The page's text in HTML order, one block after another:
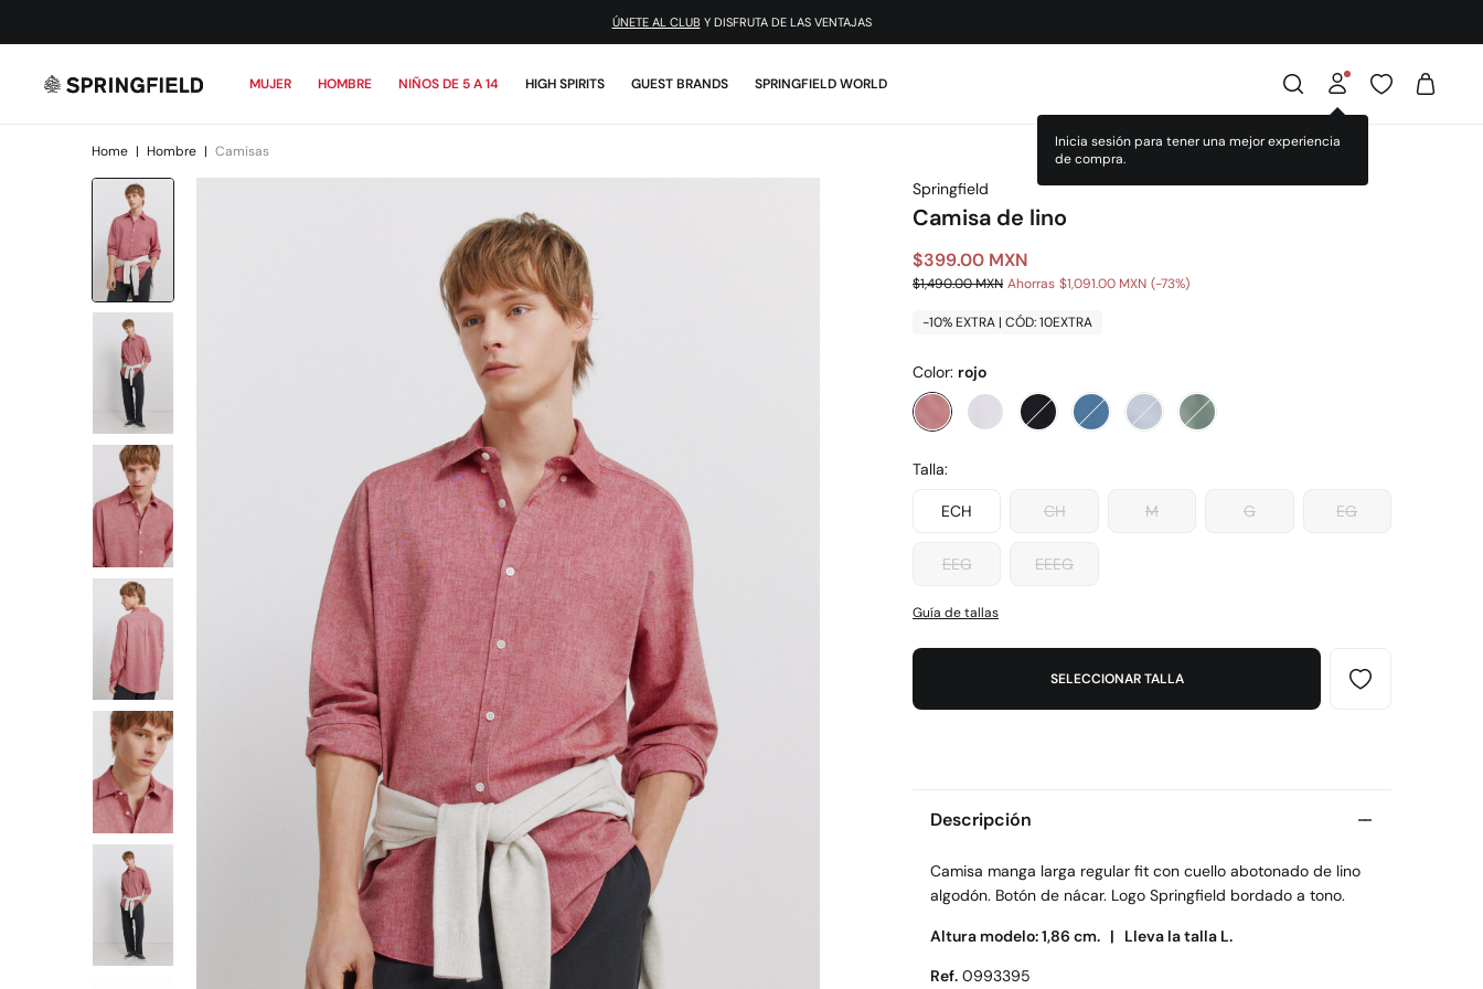
¡DESCARGA LA APP!
MUJER HOMBRE NIÑOS DE 5 A 14 HIGH SPIRITS GUEST BRANDS SPRINGFIELD WORLD
Home | Hombre | Camisas
Springfield
Camisa de lino
$399.00 MXN
$1,490.00 MXN Ahorras $1,091.00 MXN 73
-10% EXTRA | CÓD: 10EXTRA
Color: rojo
Talla:
ECH CH M G EG
EEG EEEG
Guía de tallas
SELECCIONAR TALLA
Descripción
Camisa manga larga regular fit con cuello abotonado de lino
algodón. Botón de nácar. Logo Springfield bordado a tono.
Altura modelo: 1,86 cm. | Lleva la talla L.
Ref. 0993395